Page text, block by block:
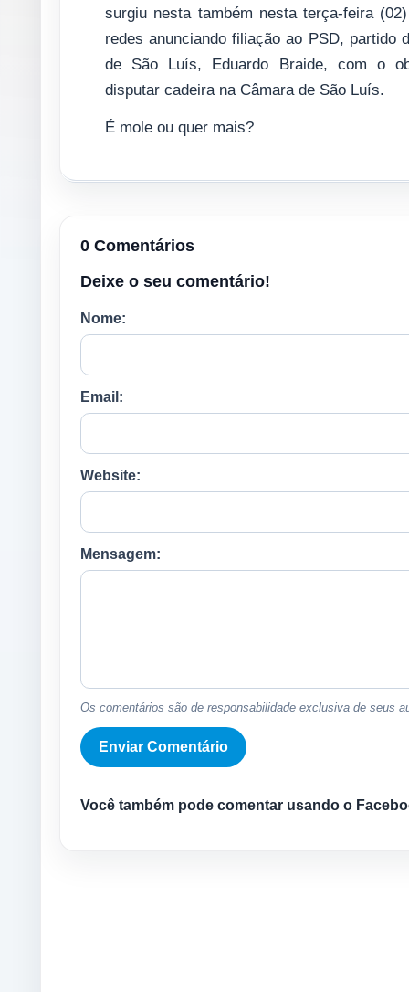
surgiu nesta também nesta terça-feira
redes anunciando filiação ao PSD, partido
de São Luís, Eduardo Braide, com o
disputar cadeira na Câmara de São Luís.
É mole ou quer mais?
0 Comentários
Deixe o seu comentário!
Nome:
Email:
Website:
Mensagem:
Os comentários são de responsabilidade exclusiva de seus
Você também pode comentar usando o